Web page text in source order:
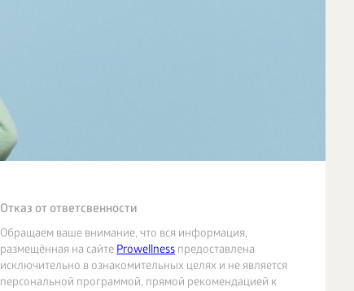
Отказ от ответсвенности
Обращаем ваше внимание, что вся информация,
размещённая на сайтеProwellnessпредоставлена
исключительно в ознакомительных целях и не является
персональной программой, прямой рекомендацией к